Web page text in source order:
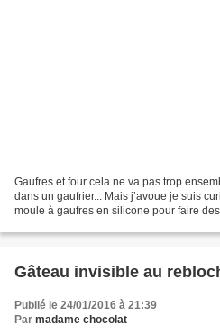
Gaufres et four cela ne va pas trop
dans un gaufrier... Mais j’avoue je suis
moule à gaufres en silicone pour faire
Gâteau invisible au
Publié le 24/01/2016 à 21:39
Par madame chocolat